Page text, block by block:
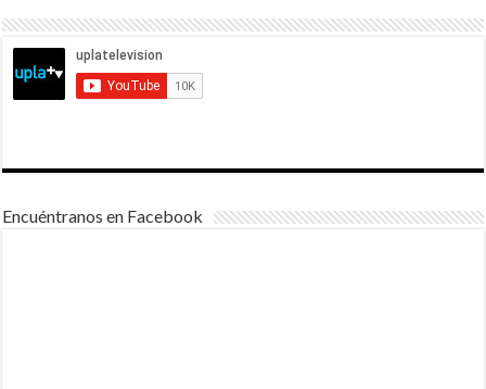
Encuéntranos en Facebook